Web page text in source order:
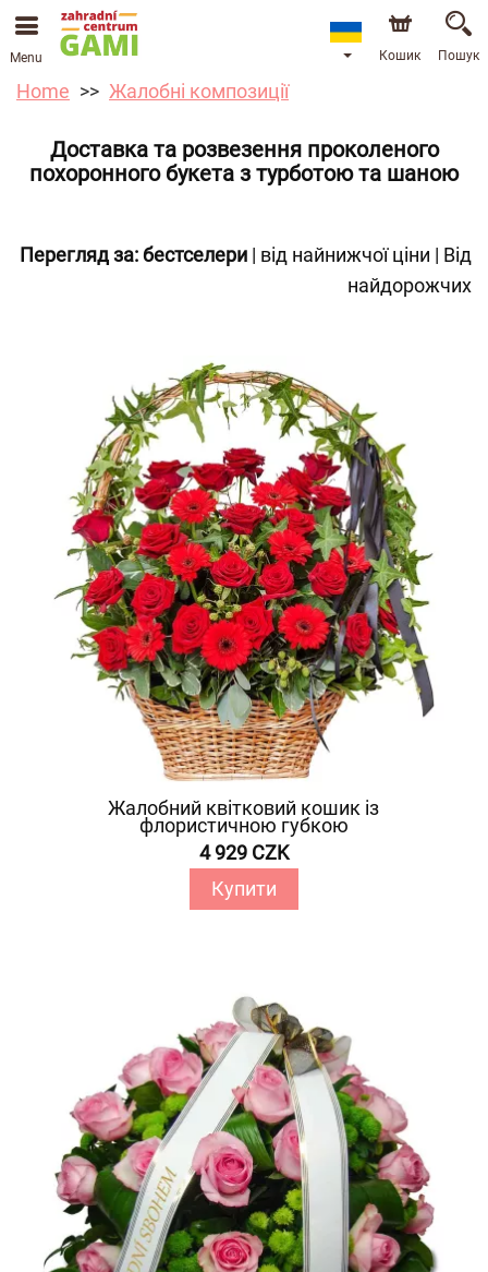
Menu Кошик Пошук
Home Жалобні композиції
Доставка та розвезення проколеного
похоронного букета з турботою та шаною
Перегляд за:бестселери | від найнижчої ціни | Від
найдорожчих
Жалобний квітковий кошик із
флористичною губкою
4 929 CZK
Купити